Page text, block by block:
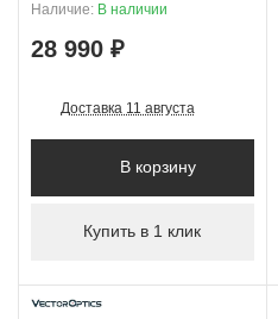
Наличие: В наличии
28 990 ₽
Доставка 11 августа
В корзину
Купить в 1 клик